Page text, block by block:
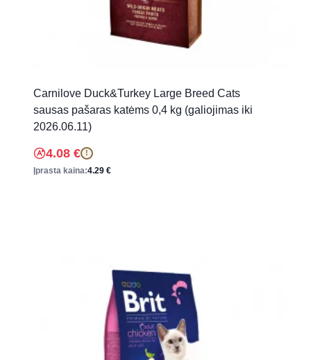
Carnilove Duck&Turkey Large Breed Cats
sausas pašaras katėms 0,4 kg (galiojimas iki
2026.06.11)
4.08 € !
Įprasta kaina:4.29 €